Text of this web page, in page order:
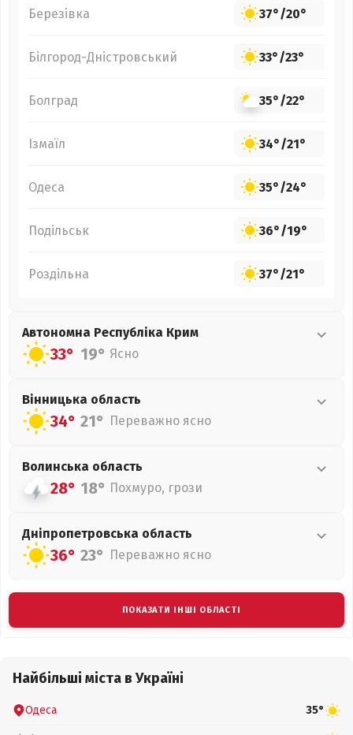
Березівка 37°/20°
Білгород-Дністровський 33°/23°
Болград 35°/22°
Ізмаїл 34°/21°
Одеса 35°/24°
Подільськ 36°/19°
Роздільна 37°/21°
Автономна Республіка Крим
33° 19° Ясно
Вінницька область
34° 21° Переважно ясно
Волинська область
28° 18° Похмуро, грози
Дніпропетровська область
36° 23° Переважно ясно
ПОКАЗАТИ ІНШІ ОБЛАСТІ
Найбільші міста в Україні
Одеса 35°